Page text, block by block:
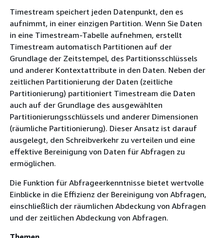
Timestream speichert jeden Datenpunkt, den es
aufnimmt, in einer einzigen Partition. Wenn Sie Daten
in eine Timestream-Tabelle aufnehmen, erstellt
Timestream automatisch Partitionen auf der
Grundlage der Zeitstempel, des Partitionsschlüssels
und anderer Kontextattribute in den Daten. Neben der
zeitlichen Partitionierung der Daten (zeitliche
Partitionierung) partitioniert Timestream die Daten
auch auf der Grundlage des ausgewählten
Partitionierungsschlüssels und anderer Dimensionen
(räumliche Partitionierung). Dieser Ansatz ist darauf
ausgelegt, den Schreibverkehr zu verteilen und eine
effektive Bereinigung von Daten für Abfragen zu
ermöglichen.
Die Funktion für Abfrageerkenntnisse bietet wertvolle
Einblicke in die Effizienz der Bereinigung von Abfragen,
einschließlich der räumlichen Abdeckung von Abfragen
und der zeitlichen Abdeckung von Abfragen.